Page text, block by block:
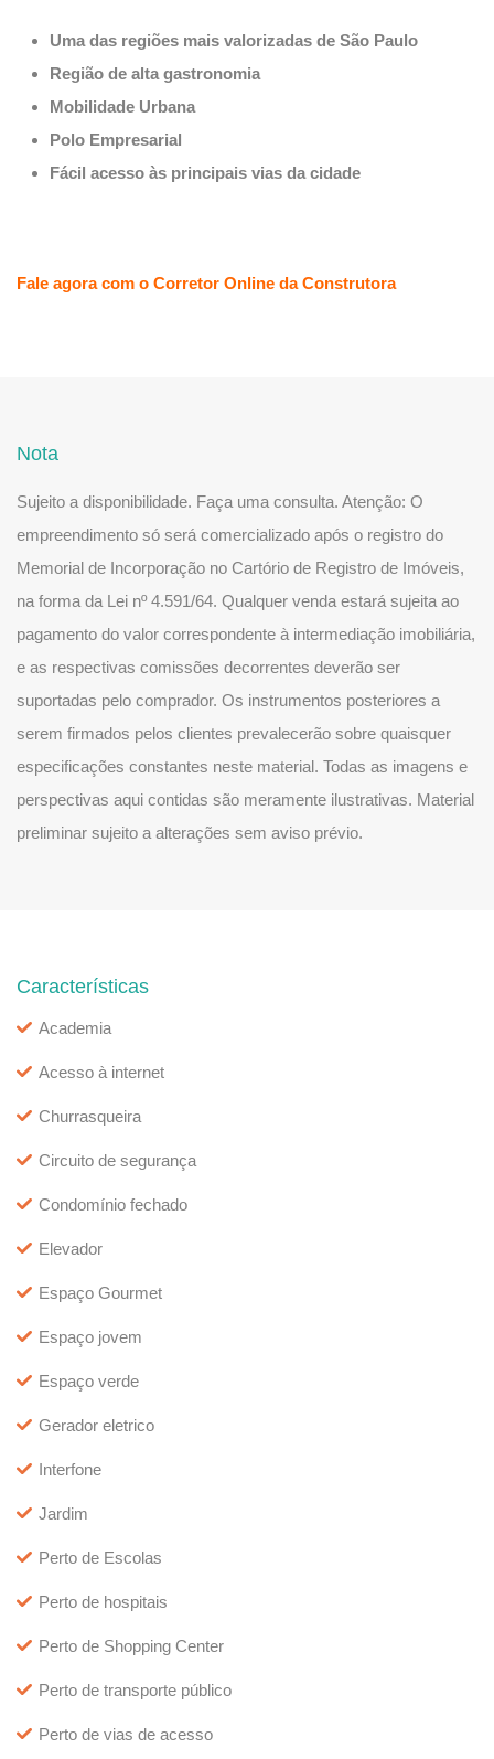
Uma das regiões mais valorizadas de São Paulo
Região de alta gastronomia
Mobilidade Urbana
Polo Empresarial
Fácil acesso às principais vias da cidade
Fale agora com o Corretor Online daConstrutora
Nota
Sujeito a disponibilidade. Faça uma consulta. Atenção: O
empreendimento só será comercializado após o registro do
Memorial de Incorporação no Cartório de Registro de Imóveis,
na forma da Lei nº 4.591/64. Qualquer venda estará sujeita ao
pagamento do valor correspondente à intermediação imobiliária,
e as respectivas comissões decorrentes deverão ser
suportadas pelo comprador. Os instrumentos posteriores a
serem firmados pelos clientes prevalecerão sobre quaisquer
especificações constantes neste material. Todas as imagens e
perspectivas aqui contidas são meramente ilustrativas. Material
preliminar sujeito a alterações sem aviso prévio.
Características
Academia
Acesso à internet
Churrasqueira
Circuito de segurança
Condomínio fechado
Elevador
Espaço Gourmet
Espaço jovem
Espaço verde
Gerador eletrico
Interfone
Jardim
Perto de Escolas
Perto de hospitais
Perto de Shopping Center
Perto de transporte público
Perto de vias de acesso